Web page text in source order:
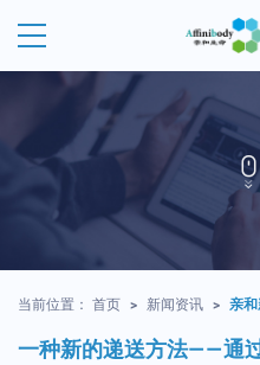
当前位置： 首页 > 新闻资讯 > 亲和
一种新的递送方法——通